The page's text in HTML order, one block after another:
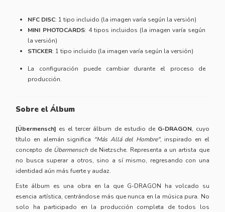
NFC DISC: 1 tipo incluido (la imagen varía según la versión)
MINI PHOTOCARDS: 4 tipos incluidos (la imagen varía según
la versión)
STICKER: 1 tipo incluido (la imagen varía según la versión)
La configuración puede cambiar durante el proceso de
producción.
Sobre el Álbum
[Übermensch] es el tercer álbum de estudio de G-DRAGON, cuyo
título en alemán significa "Más Allá del Hombre", inspirado en el
concepto de Übermenschde Nietzsche. Representa a un artista que
no busca superar a otros, sino a sí mismo, regresando con una
identidad aún más fuerte y audaz.
Este álbum es una obra en la que G-DRAGON ha volcado su
esencia artística, centrándose más que nunca en la música pura. No
solo ha participado en la producción completa de todos los